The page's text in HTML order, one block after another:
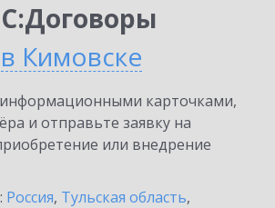
в Кимовске
карточками,
и отправьте заявку на
или внедрение
Россия, Тульская область,